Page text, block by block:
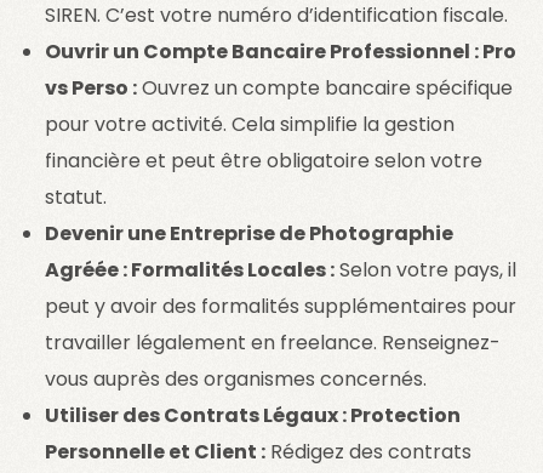
SIREN. C’est votre numéro d’identification fiscale.
Ouvrir un Compte Bancaire Professionnel : Pro
vs Perso :Ouvrez un compte bancaire spécifique
pour votre activité. Cela simplifie la gestion
financière et peut être obligatoire selon votre
statut.
Devenir une Entreprise de Photographie
Agréée : Formalités Locales :Selon votre pays, il
peut y avoir des formalités supplémentaires pour
travailler légalement en freelance. Renseignez-
vous auprès des organismes concernés.
Utiliser des Contrats Légaux : Protection
Personnelle et Client : Rédigez des contrats